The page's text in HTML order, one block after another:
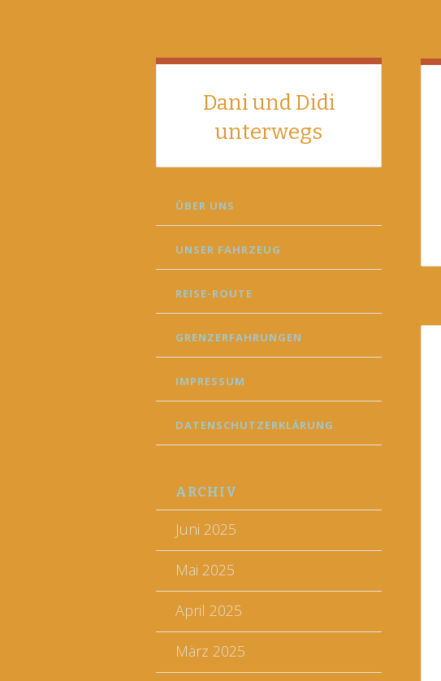
Dani und Didi
unterwegs
SKIP
TO
ÜBER UNS
UNSER FAHRZEUG
REISE-ROUTE
GRENZERFAHRUNGEN
IMPRESSUM
DATENSCHUTZERKLÄRUNG
ARCHIV
Juni 2025
Mai 2025
April 2025
März 2025